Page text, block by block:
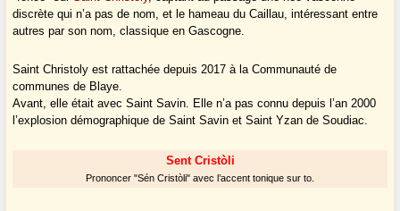
discrète qui n’a pas de nom, et le hameau du Caillau, intéressant entre
autres par son nom, classique en Gascogne.
Saint Christoly est rattachée depuis 2017 à la Communauté de
communes de Blaye.
Avant, elle était avec Saint Savin. Elle n’a pas connu depuis l’an 2000
l’explosion démographique de Saint Savin et Saint Yzan de Soudiac.
Sent Cristòli
Prononcer "Sén Cristòli" avec l’accent tonique sur to.